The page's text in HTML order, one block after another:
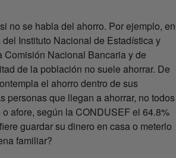
no se habla del ahorro. Por ejemplo, en
Instituto Nacional de Estadística y
Comisión Nacional Bancaria y de
de la población no suele ahorrar. De
el ahorro dentro de sus
personas que llegan a ahorrar, no todos
afore, según la CONDUSEF el 64.8%
guardar su dinero en casa o meterlo
familiar?